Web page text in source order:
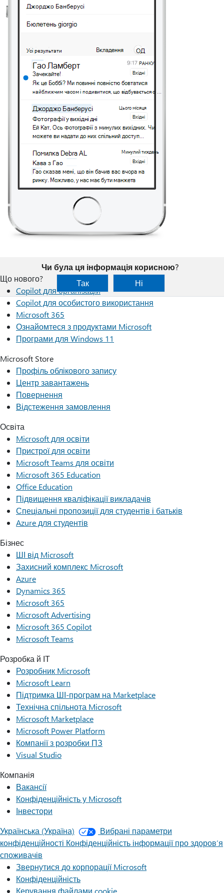
Чи була ця інформація корисною?
Так
Ні
Що нового?
Copilot для організацій
Copilot для особистого використання
Microsoft 365
Ознайомтеся з продуктами Microsoft
Програми для Windows 11
Microsoft Store
Профіль облікового запису
Центр завантажень
Повернення
Відстеження замовлення
Освіта
Microsoft для освіти
Пристрої для освіти
Microsoft Teams для освіти
Microsoft 365 Education
Office Education
Підвищення кваліфікації викладачів
Спеціальні пропозиції для студентів і батьків
Azure для студентів
Бізнес
ШІ від Microsoft
Захисний комплекс Microsoft
Azure
Dynamics 365
Microsoft 365
Microsoft Advertising
Microsoft 365 Copilot
Microsoft Teams
Розробка й ІТ
Розробник Microsoft
Microsoft Learn
Підтримка ШІ-програм на Marketplace
Технічна спільнота Microsoft
Microsoft Marketplace
Microsoft Power Platform
Компанії з розробки ПЗ
Visual Studio
Компанія
Вакансії
Конфіденційність у Microsoft
Інвестори
Українська (Україна)
Вибрані параметри
конфіденційності Конфіденційність інформації про здоров’я
споживачів
Звернутися до корпорації Microsoft
Конфіденційність
Керування файлами cookie